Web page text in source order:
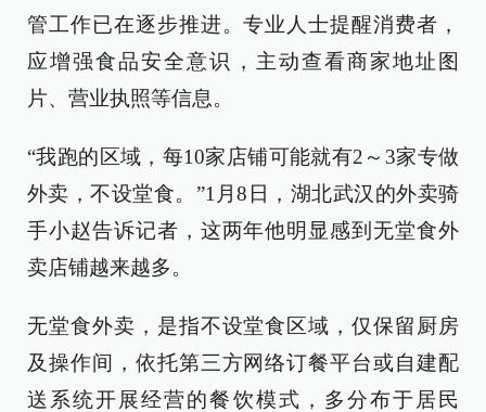
管工作已在逐步推进。专业人士提醒消费者，
应增强食品安全意识，主动查看商家地址图
片、营业执照等信息。
“我跑的区域，每10家店铺可能就有2～3家专做
外卖，不设堂食。”1月8日，湖北武汉的外卖骑
手小赵告诉记者，这两年他明显感到无堂食外
卖店铺越来越多。
无堂食外卖，是指不设堂食区域，仅保留厨房
及操作间，依托第三方网络订餐平台或自建配
送系统开展经营的餐饮模式，多分布于居民